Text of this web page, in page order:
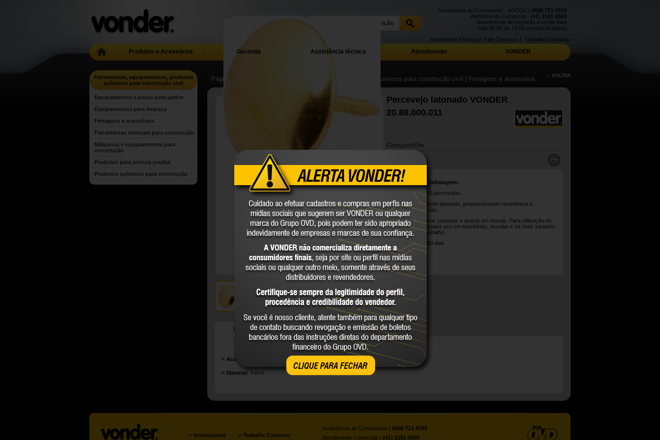
CLIQUE PARA FECHAR
Assistência ao Consumidor - ASCON | 0800 723 4762
Atendimento Comercial - (41) 2101 0550
Atendimento de segunda a sexta-feira
Das 08:00 às 18:00 (exceto feriados)
Trabalhe Conosco
Fale Conosco
Assistência Técnica
Produtos e Acessórios Garantia Assistência técnica Atendimento VONDER
Ferramentas, equipamentos, produtos
químicos para construção civil
Equipamentos e peças para jardim
Equipamentos para limpeza
Ferragens e acessórios
Ferramentas manuais para construção
Máquinas e equipamentos para
construção
Produtos para pintura predial
Produtos químicos para construção
Página Inicial | Ferramentas, equipamentos, produtos químicos para construção civil | Ferragens e acessórios « VOLTAR
Percevejo latonado VONDER
20.88.000.011
Compartilhe
Conteúdo da Embalagem:
1 Cartela com 50 percevejos.
Possui acabamento latonado, proporcionando resistência a
oxidação/corrosão.
Indicado para fixar cartazes e avisos em murais. Para utilização no
dia a dia, é ideal para uso em escritórios, escolas e os mais variados
ambientes de trabalho.
Garantia legal: 90 dias
DETALHES TÉCNICOS
Acabamento:
Material: Ferro
» Institucional » Trabalhe Conosco
Assistência ao Consumidor | 0800 723 4762
Atendimento Comercial: | (41) 2101 0550